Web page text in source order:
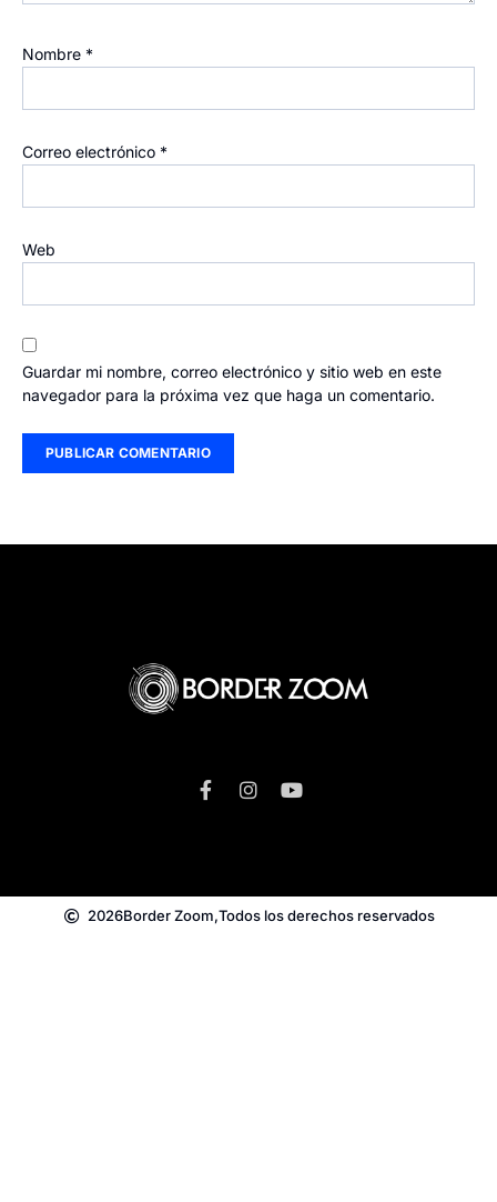
Nombre *
Correo electrónico *
Web
Guardar mi nombre, correo electrónico y sitio web en este
navegador para la próxima vez que haga un comentario.
2026Border Zoom,Todos los derechos reservados